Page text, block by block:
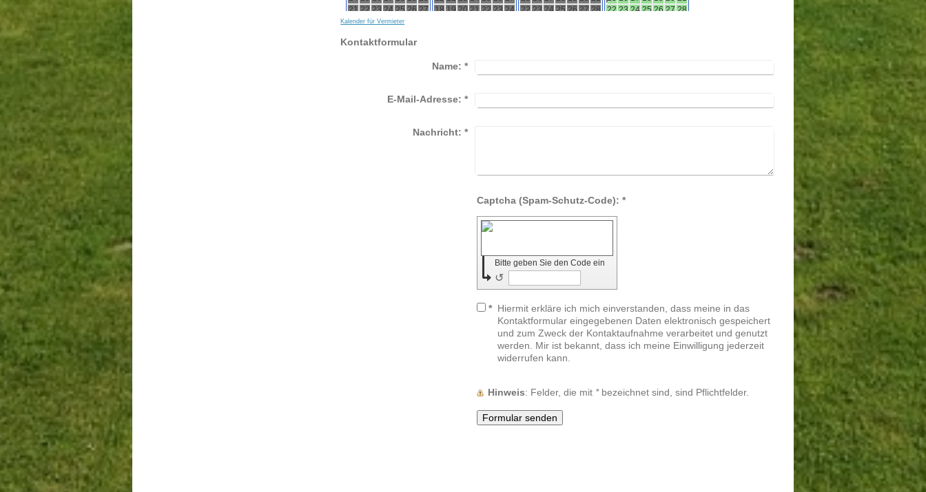
Kalender für Vermieter
Kontaktformular
Name: *
E-Mail-Adresse: *
Nachricht: *
Captcha (Spam-Schutz-Code): *
Bitte geben Sie den Code ein
↺
* Hiermit erkläre ich mich einverstanden, dass meine in das
Kontaktformular eingegebenen Daten elektronisch gespeichert
und zum Zweck der Kontaktaufnahme verarbeitet und genutzt
werden. Mir ist bekannt, dass ich meine Einwilligung jederzeit
widerrufen kann.
Hinweis : Felder, die mit *bezeichnet sind, sind Pflichtfelder.